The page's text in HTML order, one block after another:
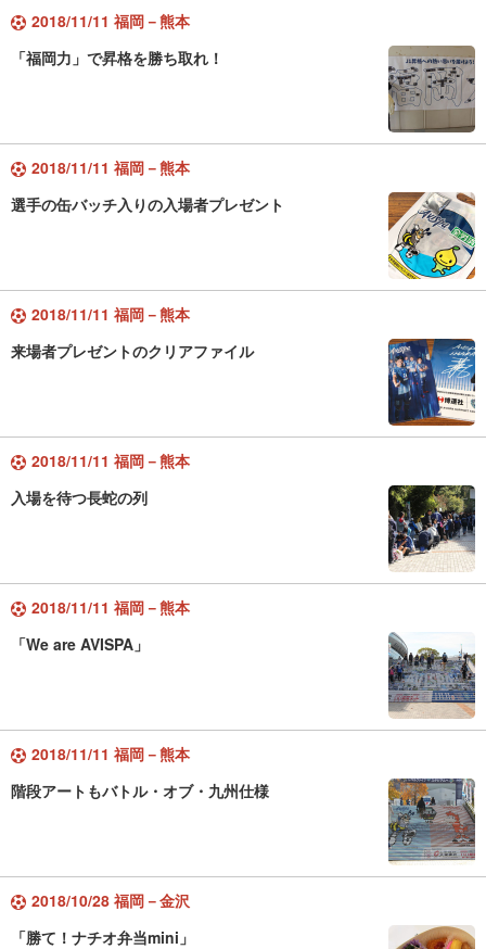
2018/11/11 福岡－熊本
「福岡力」で昇格を勝ち取れ！
2018/11/11 福岡－熊本
選手の缶バッチ入りの入場者プレゼント
2018/11/11 福岡－熊本
来場者プレゼントのクリアファイル
2018/11/11 福岡－熊本
入場を待つ長蛇の列
2018/11/11 福岡－熊本
「We are AVISPA」
2018/11/11 福岡－熊本
階段アートもバトル・オブ・九州仕様
2018/10/28 福岡－金沢
「勝て！ナチオ弁当mini」